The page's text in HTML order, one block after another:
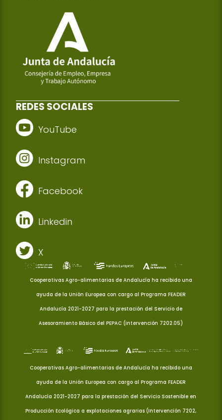
REDES SOCIALES
YouTube
Instagram
Facebook
Linkedin
X
Cooperativas Agro-alimentarias de Andalucía ha recibido una
ayuda de la Unión Europea con cargo al Programa FEADER
Andalucía 2021-2027 para la prestación del Servicio de
Asesoramiento Básico del PEPAC (Intervención 7202.05)
Cooperativas Agro-alimentarias de Andalucía ha recibido una
ayuda de la Unión Europea con cargo al Programa FEADER
Andalucía 2021-2027 para la prestación del Servicio Sostenible en
Producción Ecológica a explotaciones agrarias (Intervención 7202,